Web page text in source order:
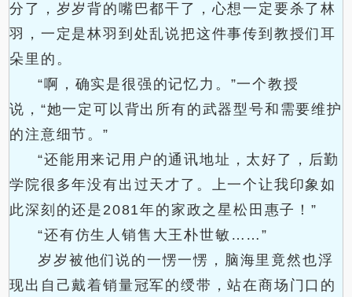
分了，岁岁背的嘴巴都干了，心想一定要杀了林
羽，一定是林羽到处乱说把这件事传到教授们耳
朵里的。
“啊，确实是很强的记忆力。”一个教授
说，“她一定可以背出所有的武器型号和需要维护
的注意细节。”
“还能用来记用户的通讯地址，太好了，后勤
学院很多年没有出过天才了。上一个让我印象如
此深刻的还是2081年的家政之星松田惠子！”
“还有仿生人销售大王朴世敏……”
岁岁被他们说的一愣一愣，脑海里竟然也浮
现出自己戴着销量冠军的绶带，站在商场门口的